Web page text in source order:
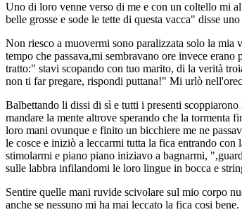
Uno di loro venne verso di me e con un coltello mi
belle grosse e sode le tette di questa vacca" disse
Non riesco a muovermi sono paralizzata solo la mia
tempo che passava,mi sembravano ore invece
tratto:" stavi scopando con tuo marito, di la verità
non ti far pregare, rispondi puttana!" Mi urlò
Balbettando li dissi di sì e tutti i presenti
mandare la mente altrove sperando che la tormenta
loro mani ovunque e finito un bicchiere me ne
le cosce e iniziò a leccarmi tutta la fica entrando
stimolarmi e piano piano iniziavo a bagnarmi,
sulle labbra infilandomi le loro lingue in bocca e
Sentire quelle mani ruvide scivolare sul mio corpo
anche se nessuno mi ha mai leccato la fica cosi bene.